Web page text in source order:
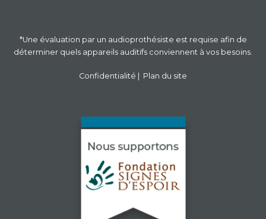
*Une évaluation par un audioprothésiste est requise afin de
déterminer quels appareils auditifs conviennent à vos besoins.
Confidentialité Plan du site